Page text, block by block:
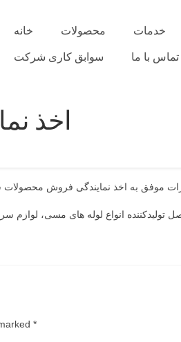
خانه محصولات خدمات
سوابق کاری شرکت
تماس با ما
اخذ
موفق به اخذ نمایندگی فروش
*